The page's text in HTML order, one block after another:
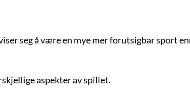
seg å være en mye mer forutsigbar sport
aspekter av spillet.